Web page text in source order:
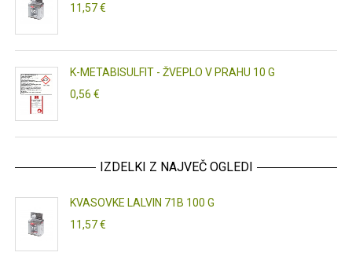
11,57 €
K-METABISULFIT - ŽVEPLO V PRAHU 10 G
0,56 €
IZDELKI Z NAJVEČ OGLEDI
KVASOVKE LALVIN 71B 100 G
11,57 €